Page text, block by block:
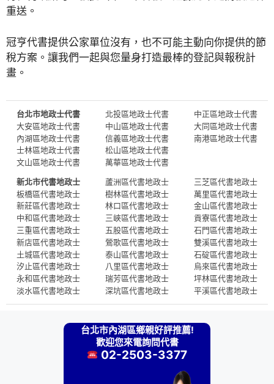
重送。
冠亨代書提供公家單位沒有，也不可能主動向你提供的節
稅方案。讓我們一起與您量身打造最棒的登記與報稅計
畫。
台北市地政士代書
大安區地政士代書
內湖區地政士代書
士林區地政士代書
文山區地政士代書
北投區地政士代書
中山區地政士代書
信義區地政士代書
松山區地政士代書
萬華區地政士代書
中正區地政士代書
大同區地政士代書
南港區地政士代書
新北市代書地政士
板橋區代書地政士
新莊區代書地政士
中和區代書地政士
三重區代書地政士
新店區代書地政士
土城區代書地政士
汐止區代書地政士
永和區代書地政士
淡水區代書地政士
蘆洲區代書地政士
樹林區代書地政士
林口區代書地政士
三峽區代書地政士
五股區代書地政士
鶯歌區代書地政士
泰山區代書地政士
八里區代書地政士
瑞芳區代書地政士
深坑區代書地政士
三芝區代書地政士
萬里區代書地政士
金山區代書地政士
貢寮區代書地政士
石門區代書地政士
雙溪區代書地政士
石碇區代書地政士
烏來區代書地政士
坪林區代書地政士
平溪區代書地政士
台北市內湖區鄉親好評推薦!
歡迎您來電詢問代書
02-2503-3377